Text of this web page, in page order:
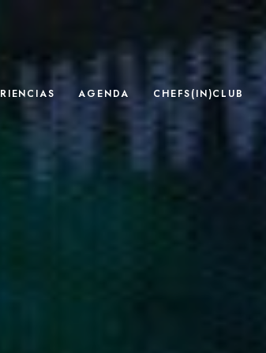
AGENDA CHEFS(IN)CLUB